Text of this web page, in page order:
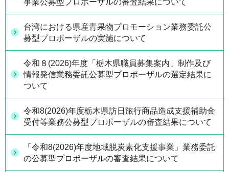
事業公募型プロポーザルの審査結果について
台湾における県産青果物プロモーション業務委託公
募型プロポーザルの実施について
令和８(2026)年度「栃木県職員募集案内」制作及び
情報発信業務委託公募型プロポーザルの選定結果に
ついて
令和8(2026)年度栃木県訪日旅行商品造成支援補助金
受付等業務公募型プロポーザルの審査結果について
「令和8(2026)年度地域脱炭素化支援事業」業務委託
の公募型プロポーザルの審査結果について